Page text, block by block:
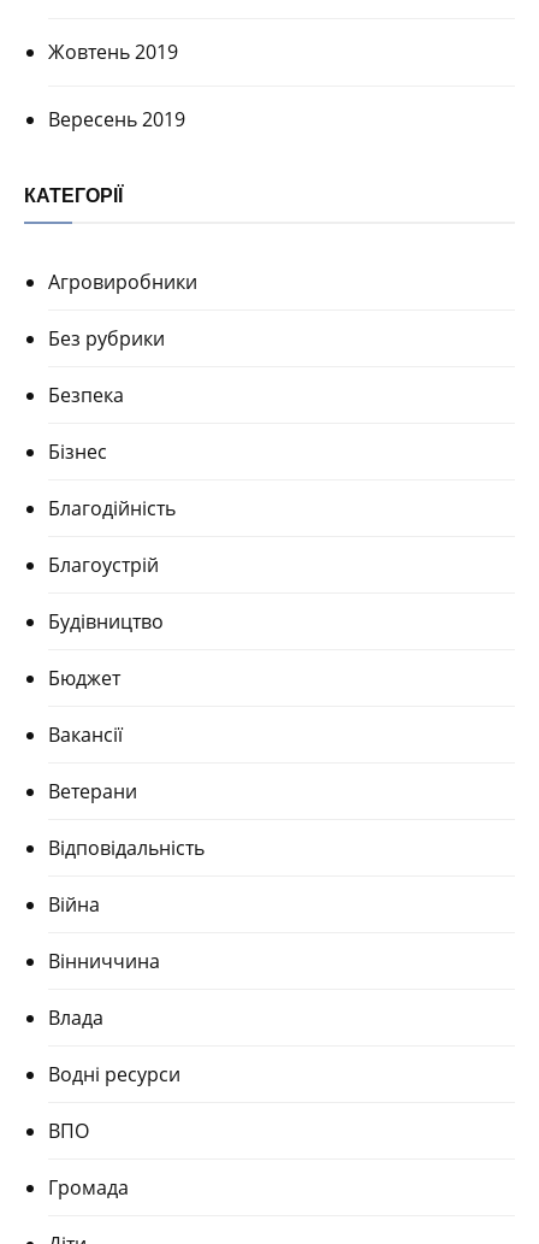
Жовтень 2019
Вересень 2019
КАТЕГОРІЇ
Агровиробники
Без рубрики
Безпека
Бізнес
Благодійність
Благоустрій
Будівництво
Бюджет
Вакансії
Ветерани
Відповідальність
Війна
Вінниччина
Влада
Водні ресурси
ВПО
Громада